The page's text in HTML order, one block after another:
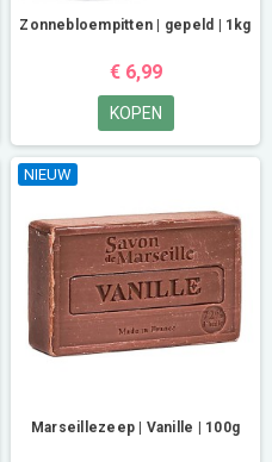
Zonnebloempitten | gepeld | 1kg
€ 6,99
KOPEN
NIEUW
Marseillezeep | Vanille | 100g